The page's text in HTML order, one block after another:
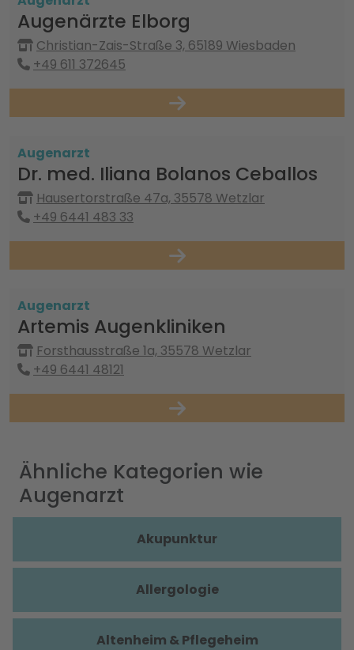
Augenärzte Elborg
Christian-Zais-Straße 3, 65189 Wiesbaden
+49 611 372645
Augenarzt
Dr. med. Iliana Bolanos Ceballos
Hausertorstraße 47a, 35578 Wetzlar
+49 6441 483 33
Augenarzt
Artemis Augenkliniken
Forsthausstraße 1a, 35578 Wetzlar
+49 6441 48121
Ähnliche Kategorien wie
Augenarzt
Akupunktur
Allergologie
Altenheim & Pflegeheim